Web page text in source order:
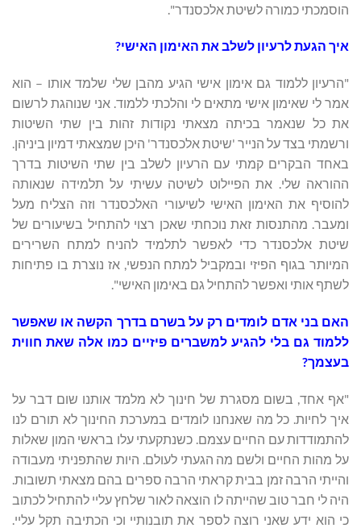
הוסמכתי כמורה לשיטת אלכסנדר".
איך הגעת לרעיון לשלב את האימון האישי?
"הרעיון ללמוד גם אימון אישי הגיע מהבן שלי שלמד אותו – הוא
אמר לי שאימון אישי מתאים לי והלכתי ללמוד. אני שנוהגת לרשום
את כל שנאמר בכיתה מצאתי נקודות זהות בין שתי השיטות
ורשמתי בצד על הנייר 'שיטת אלכסנדר' היכן שמצאתי דמיון ביניהן.
באחד הבקרים קמתי עם הרעיון לשלב בין שתי השיטות בדרך
ההוראה שלי. את הפיילוט לשיטה עשיתי על תלמידה שנאותה
להוסיף את האימון האישי לשיעורי האלכסנדר וזה הצליח מעל
ומעבר. מהתנסות זאת נוכחתי שאכן רצוי להתחיל בשיעורים של
שיטת אלכסנדר כדי לאפשר לתלמיד להניח למתח השרירים
המיותר בגוף הפיזי ובמקביל למתח הנפשי, אז נוצרת בו פתיחות
לשתף אותי ואפשר להתחיל גם באימון האישי".
האם בני אדם לומדים רק על בשרם בדרך הקשה או שאפשר
ללמוד גם בלי להגיע למשברים פיזיים כמו אלה שאת חווית
בעצמך?
"אף אחד, בשום מסגרת של חינוך לא מלמד אותנו שום דבר על
איך לחיות. כל מה שאנחנו לומדים במערכת החינוך לא תורם לנו
להתמודדות עם החיים עצמם. כשנתקעתי עלו בראשי המון שאלות
על מהות החיים ולשם מה הגעתי לעולם. היות שהתפניתי מעבודה
והייתי הרבה זמן בבית קראתי הרבה ספרים בהם מצאתי תשובות.
היה לי חבר טוב שהייתה לו הוצאה לאור שלחץ עליי להתחיל לכתוב
כי הוא ידע שאני רוצה לספר את תובנותיי וכי הכתיבה תקל עליי.